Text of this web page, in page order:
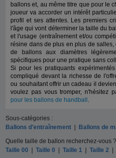
ballons et, au même titre que pour le
joueur va accorder un intérêt
profil et ses attentes. Les premiers
l'âge qui vont déterminer la taille du
et l'usage (entraînement et/ou
résine dans de plus en plus de
de ballons aux diamètres
spécifiques pour une pratique sans
Si pour les pratiquants
compliqué devant la richesse de
ou souhaitant offrir un cadeau il
voulez pas vous tromper, n'hésitez
pour les ballons de handball .
Sous-catégories :
Ballons d'entraînement
Ballons de
Quelle taille de ballon recherchez-vous ?
Taille 00 |Taille 0 |Taille 1 |Taille 2